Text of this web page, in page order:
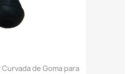
Anteprima
Curvada de Goma para